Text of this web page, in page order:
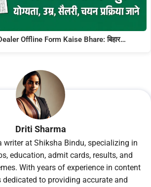
Offline Form Kaise Bhare: बिहार…
Driti Sharma
writer at Shiksha Bindu, specializing in
education, admit cards, results, and
With years of experience in content
dedicated to providing accurate and